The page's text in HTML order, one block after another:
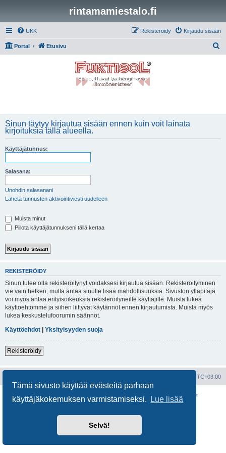
Tämä sivusto käyttää evästeitä parhaan
käyttäjäkokemuksen varmistamiseksi.
Lue lisää
Selvä!
rintamamiestalo.fi
UKK Kirjaudu sisään
Rekisteröidy
Portal Etusivu
Sinun täytyy kirjautua sisään ennen kuin voit lainata
kirjoituksia tällä alueella.
Käyttäjätunnus:
Salasana:
Unohdin salasanani
Lähetä tunnusten aktivointiviesti uudelleen
Muista minut
Piilota käyttäjätunnukseni tällä kertaa
REKISTERÖIDY
Sinun tulee olla rekisteröitynyt voidaksesi kirjautua sisään. Rekisteröityminen
vie vain hetken, mutta antaa sinulle lisää mahdollisuuksia. Sivuston ylläpitäjä
voi myös antaa erityisoikeuksia rekisteröityneille käyttäjille. Muista lukea
käyttöehtomme ja siihen liittyvät käytännöt ennen kirjautumista. Muista myös
lukea keskustelufoorumin säännöt.
Käyttöehdot | Yksityisyyden suoja
Rekisteröidy
UTC+03:00
® Forum Software © phpBB Limited
Käännös: phpBB Suomi (lurttinen, harritapio, Pettis)